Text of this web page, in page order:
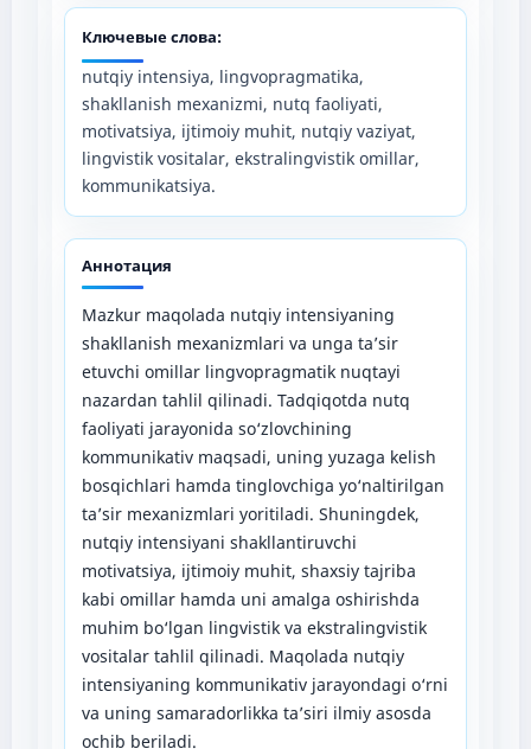
Ключевые слова:
nutqiy intensiya, lingvopragmatika,
shakllanish mexanizmi, nutq faoliyati,
motivatsiya, ijtimoiy muhit, nutqiy vaziyat,
lingvistik vositalar, ekstralingvistik omillar,
kommunikatsiya.
Аннотация
Mazkur maqolada nutqiy intensiyaning
shakllanish mexanizmlari va unga ta’sir
etuvchi omillar lingvopragmatik nuqtayi
nazardan tahlil qilinadi. Tadqiqotda nutq
faoliyati jarayonida so‘zlovchining
kommunikativ maqsadi, uning yuzaga kelish
bosqichlari hamda tinglovchiga yo‘naltirilgan
ta’sir mexanizmlari yoritiladi. Shuningdek,
nutqiy intensiyani shakllantiruvchi
motivatsiya, ijtimoiy muhit, shaxsiy tajriba
kabi omillar hamda uni amalga oshirishda
muhim bo‘lgan lingvistik va ekstralingvistik
vositalar tahlil qilinadi. Maqolada nutqiy
intensiyaning kommunikativ jarayondagi o‘rni
va uning samaradorlikka ta’siri ilmiy asosda
ochib beriladi.